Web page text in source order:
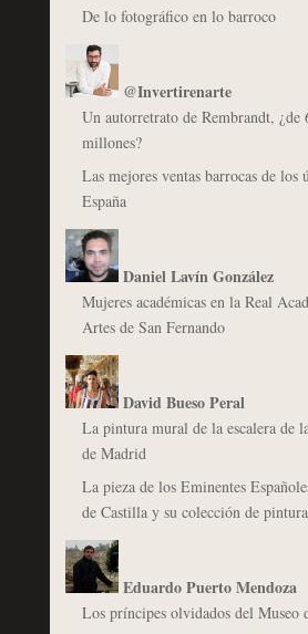
De lo fotográfico en lo barroco
@Invertirenarte
Un autorretrato de Rembrandt, ¿de
millones?
Las mejores ventas barrocas de los
España
Daniel Lavín González
Mujeres académicas en la Real
Artes de San Fernando
David Bueso Peral
La pintura mural de la escalera de
de Madrid
La pieza de los Eminentes
de Castilla y su colección de
Eduardo Puerto Mendoza
Los príncipes olvidados del Museo